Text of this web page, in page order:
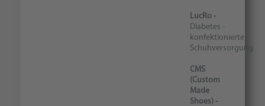
LucRo -
Diabetes -
konfektionierte
Schuhversorgung
CMS
(Custom
Made
Shoes) -